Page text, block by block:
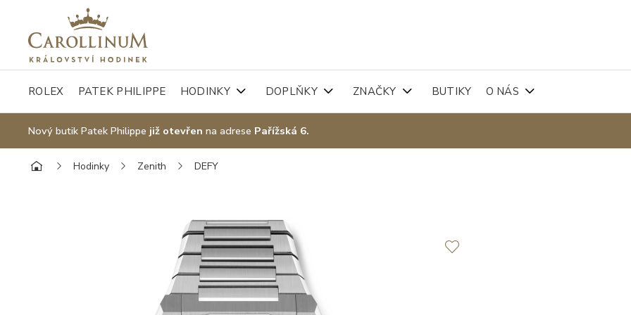
ROLEX PATEK PHILIPPE HODINKY DOPLŇKY ZNAČKY BUTIKY O NÁS
Nový butik Patek Philippe již otevřen na adrese Pařížská 6.
Hodinky Zenith DEFY